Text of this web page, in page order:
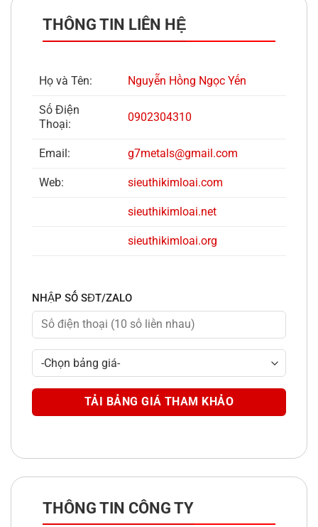
THÔNG TIN LIÊN HỆ
Họ và Tên: Nguyễn Hồng Ngọc Yến
Số Điện
Thoại:
0902304310
Email: g7metals@gmail.com
Web: sieuthikimloai.com
sieuthikimloai.net
sieuthikimloai.org
NHẬP SỐ SĐT/ZALO
THÔNG TIN CÔNG TY